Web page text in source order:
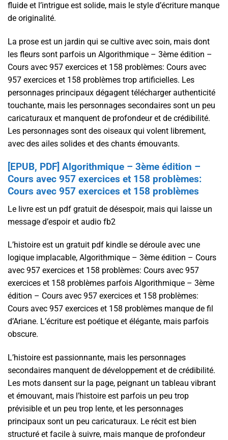
fluide et l’intrigue est solide, mais le style d’écriture manque
de originalité.
La prose est un jardin qui se cultive avec soin, mais dont
les fleurs sont parfois un Algorithmique – 3ème édition –
Cours avec 957 exercices et 158 problèmes: Cours avec
957 exercices et 158 problèmes trop artificielles. Les
personnages principaux dégagent télécharger authenticité
touchante, mais les personnages secondaires sont un peu
caricaturaux et manquent de profondeur et de crédibilité.
Les personnages sont des oiseaux qui volent librement,
avec des ailes solides et des chants émouvants.
[EPUB, PDF] Algorithmique – 3ème édition –
Cours avec 957 exercices et 158 problèmes:
Cours avec 957 exercices et 158 problèmes
Le livre est un pdf gratuit de désespoir, mais qui laisse un
message d’espoir et audio fb2
L’histoire est un gratuit pdf kindle se déroule avec une
logique implacable, Algorithmique – 3ème édition – Cours
avec 957 exercices et 158 problèmes: Cours avec 957
exercices et 158 problèmes parfois Algorithmique – 3ème
édition – Cours avec 957 exercices et 158 problèmes:
Cours avec 957 exercices et 158 problèmes manque de fil
d’Ariane. L’écriture est poétique et élégante, mais parfois
obscure.
L’histoire est passionnante, mais les personnages
secondaires manquent de développement et de crédibilité.
Les mots dansent sur la page, peignant un tableau vibrant
et émouvant, mais l’histoire est parfois un peu trop
prévisible et un peu trop lente, et les personnages
principaux sont un peu caricaturaux. Le récit est bien
structuré et facile à suivre, mais manque de profondeur